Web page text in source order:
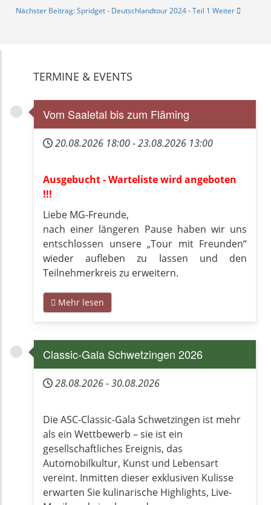
Nächster Beitrag: Spridget - Deutschlandtour 2024 - Teil 1 Weiter
TERMINE & EVENTS
Vom Saaletal bis zum Fläming
20.08.2026 18:00-23.08.2026 13:00
Ausgebucht - Warteliste wird angeboten
!!!
Liebe MG-Freunde,
nach einer längeren Pause haben wir uns
entschlossen unsere „Tour mit Freunden“
wieder aufleben zu lassen und den
Teilnehmerkreis zu erweitern.
Mehr lesen
Classic-Gala Schwetzingen 2026
28.08.2026-30.08.2026
Die ASC-Classic-Gala Schwetzingen ist mehr
als ein Wettbewerb – sie ist ein
gesellschaftliches Ereignis, das
Automobilkultur, Kunst und Lebensart
vereint. Inmitten dieser exklusiven Kulisse
erwarten Sie kulinarische Highlights, Live-